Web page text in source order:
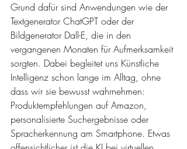
Grund dafür sind Anwendungen wie der
Textgenerator ChatGPT oder der
Bildgenerator Dall-E, die in den
vergangenen Monaten für Aufmerksamkeit
sorgten. Dabei begleitet uns Künstliche
Intelligenz schon lange im Alltag, ohne
dass wir sie bewusst wahrnehmen:
Produktempfehlungen auf Amazon,
personalisierte Suchergebnisse oder
Spracherkennung am Smartphone. Etwas